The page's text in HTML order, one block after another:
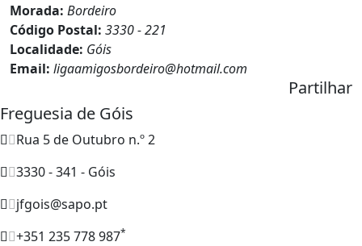
Morada: Bordeiro
Código Postal: 3330 - 221
Localidade: Góis
Email: ligaamigosbordeiro@hotmail.com
Partilhar
Freguesia de Góis
Rua 5 de Outubro n.º 2
3330 - 341 - Góis
jfgois@sapo.pt
+351 235 778 987*